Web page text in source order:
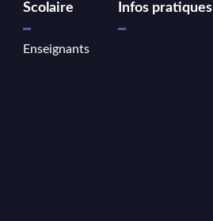
Scolaire
Enseignants
Infos pratiques